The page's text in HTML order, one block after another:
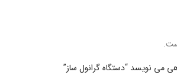
می نویسد “دستگاه گرانول ساز”